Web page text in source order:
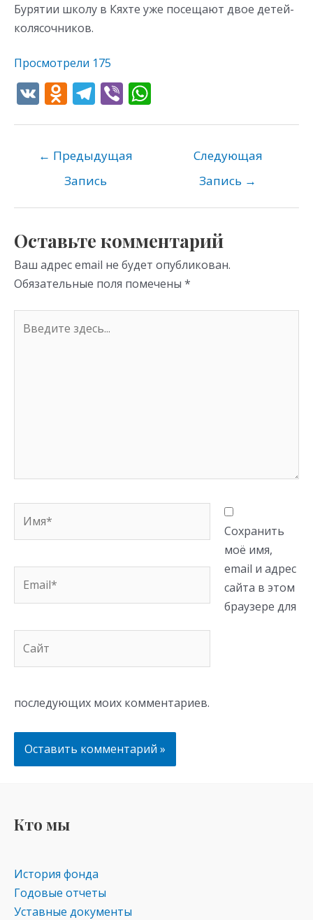
Бурятии школу в Кяхте уже посещают двое детей-
колясочников.
Просмотрели 175
V O
o
kl
as
ni
ki
T
gr
a
m
Vi
p
← Предыдущая
Запись
Следующая
Запись →
Оставьте комментарий
Ваш адрес email не будет опубликован.
Обязательные поля помечены *
здесь...
Сохранить
моё имя,
email и адрес
сайта в этом
браузере для
последующих моих комментариев.
Кто мы
История фонда
Годовые отчеты
Уставные документы